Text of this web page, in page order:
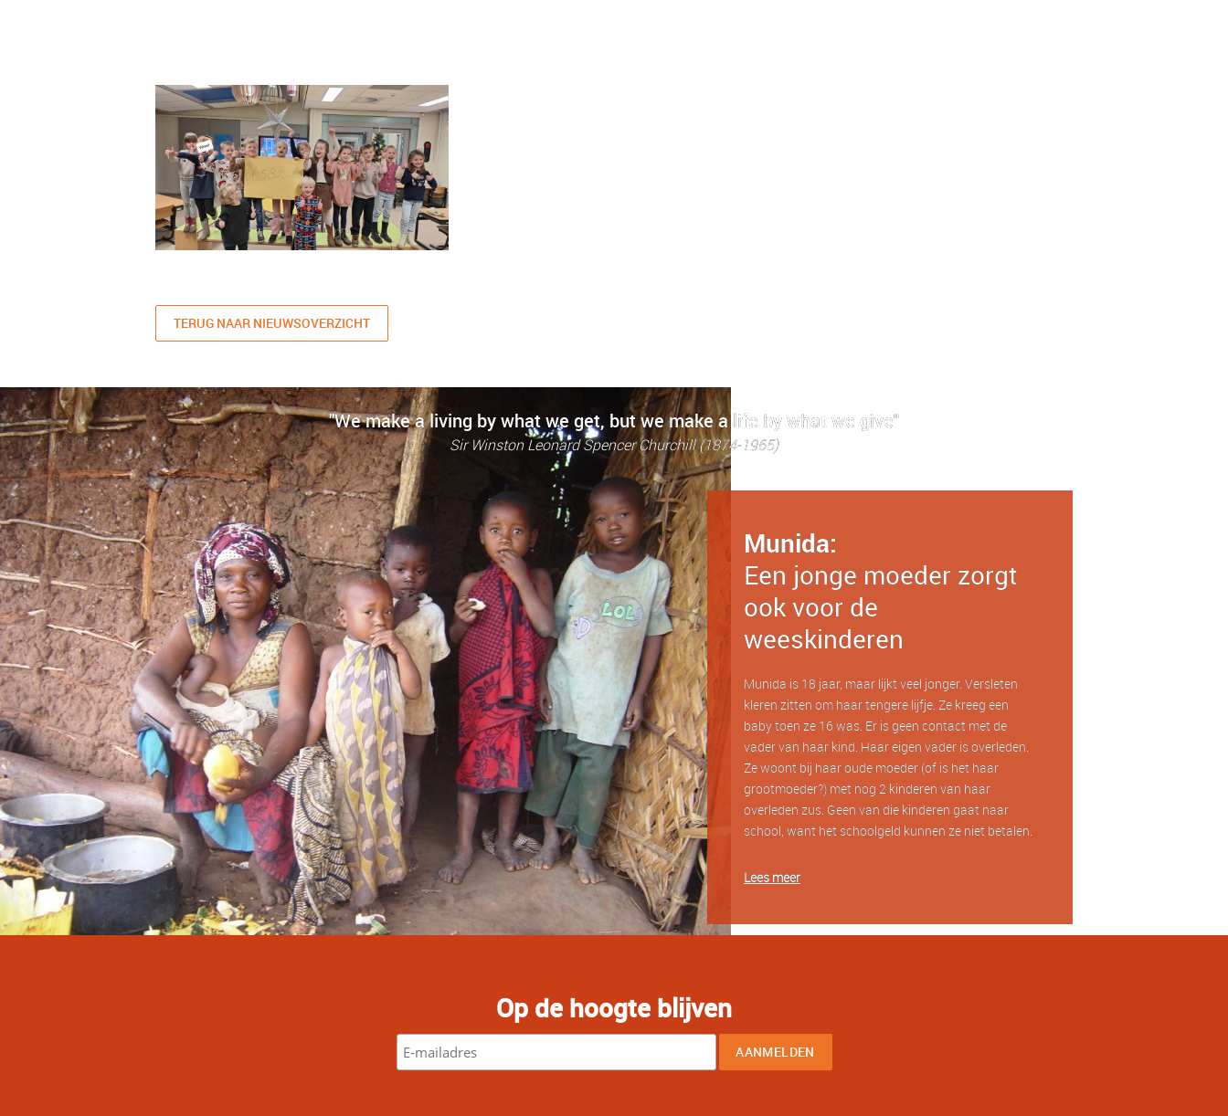
TERUG NAAR NIEUWSOVERZICHT
"We make a living by what we get, but we make a life by what we give"
Sir Winston Leonard Spencer Churchill (1874-1965)
Munida:
Een jonge moeder zorgt
ook voor de
weeskinderen
Munida is 18 jaar, maar lijkt veel jonger. Versleten
kleren zitten om haar tengere lijfje. Ze kreeg een
baby toen ze 16 was. Er is geen contact met de
vader van haar kind. Haar eigen vader is overleden.
Ze woont bij haar oude moeder (of is het haar
grootmoeder?) met nog 2 kinderen van haar
overleden zus. Geen van die kinderen gaat naar
school, want het schoolgeld kunnen ze niet betalen.
Lees meer
Op de hoogte blijven